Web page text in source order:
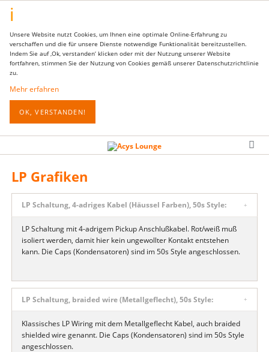
Unsere Website nutzt Cookies, um Ihnen eine optimale Online-Erfahrung zu
verschaffen und die für unsere Dienste notwendige Funktionalität bereitzustellen.
Indem Sie auf ‚Ok, verstanden‘ klicken oder mit der Nutzung unserer Website
fortfahren, stimmen Sie der Nutzung von Cookies gemäß unserer Datenschutzrichtlinie
zu.
Mehr erfahren
OK, VERSTANDEN!
LP Grafiken
LP Schaltung, 4-adriges Kabel (Häussel Farben), 50s Style:
LP Schaltung mit 4-adrigem Pickup Anschlußkabel. Rot/weiß muß
isoliert werden, damit hier kein ungewollter Kontakt entstehen
kann. Die Caps (Kondensatoren) sind im 50s Style angeschlossen.
LP Schaltung, braided wire (Metallgeflecht), 50s Style:
Klassisches LP Wiring mit dem Metallgeflecht Kabel, auch braided
shielded wire genannt. Die Caps (Kondensatoren) sind im 50s Style
angeschlossen.